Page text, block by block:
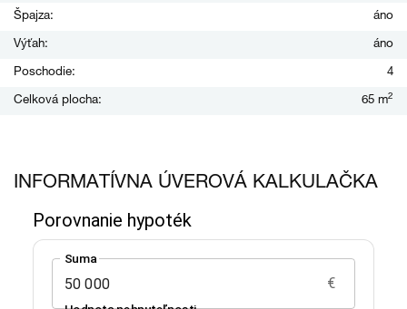
Špajza: áno
Výťah: áno
Poschodie: 4
Celková plocha: 65 m2
INFORMATÍVNA ÚVEROVÁ KALKULAČKA